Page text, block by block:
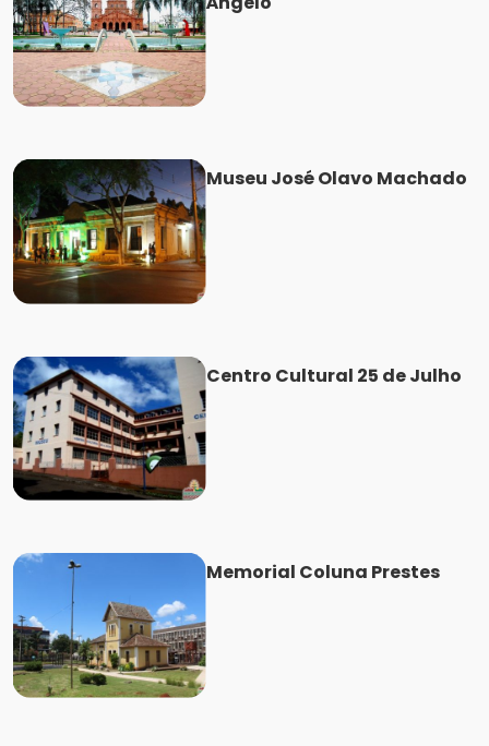
Museu José Olavo Machado
Centro Cultural 25 de Julho
Memorial Coluna Prestes